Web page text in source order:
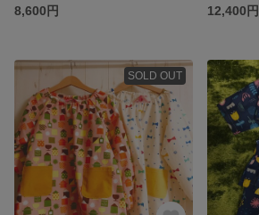
8,600円
12,400円
SOLD OUT